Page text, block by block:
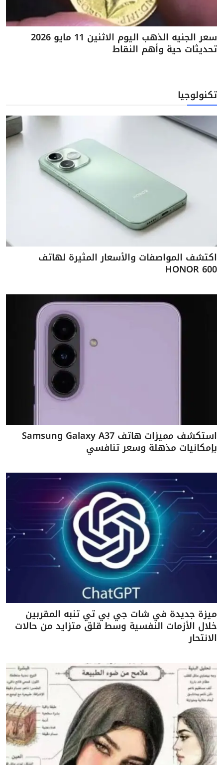
سعر الجنيه الذهب اليوم الاثنين 11 مايو 2026
تحديثات حية وأهم النقاط
تكنولوجيا
اكتشف المواصفات والأسعار المثيرة لهاتف
HONOR 600
استكشف مميزات هاتف Samsung Galaxy A37
بإمكانيات مذهلة وسعر تنافسي
ميزة جديدة في شات جي بي تي تنبه المقربين
خلال الأزمات النفسية وسط قلق متزايد من حالات
الانتحار